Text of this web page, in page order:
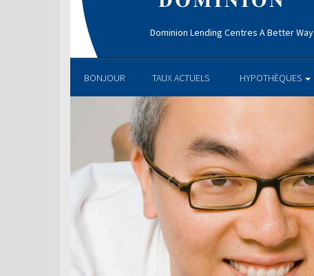
Dominion Lending Centres A Better Way
BONJOUR TAUX ACTUELS HYPOTHÈQUES